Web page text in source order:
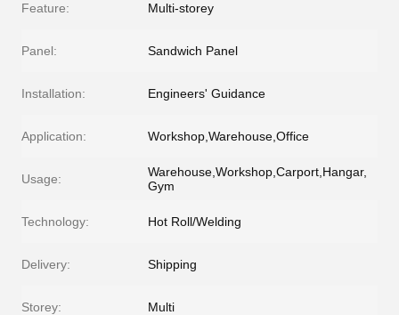
Feature: Multi-storey
Panel: Sandwich Panel
Installation: Engineers' Guidance
Application: Workshop,Warehouse,Office
Usage:
Warehouse,Workshop,Carport,Hangar,
Gym
Technology: Hot Roll/Welding
Delivery: Shipping
Storey: Multi